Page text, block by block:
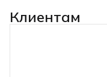
Клиентам